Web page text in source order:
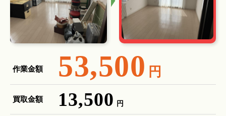
作業金額 53,500 円
買取金額 13,500 円